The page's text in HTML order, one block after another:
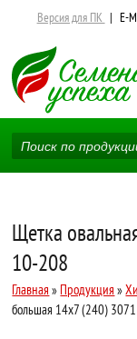
Версия для ПК | E-
Щетка
10-208
Главная » Продукция »
большая 14х7 (240)